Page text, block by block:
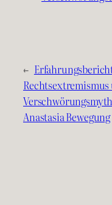
←
Rechtsextremismus
Anastasia Bewegung